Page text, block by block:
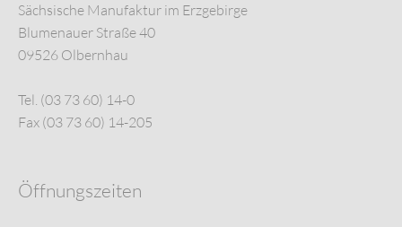
Sächsische Manufaktur im Erzgebirge
Blumenauer Straße 40
09526 Olbernhau
Tel. (03 73 60) 14-0
Fax (03 73 60) 14-205
Öffnungszeiten